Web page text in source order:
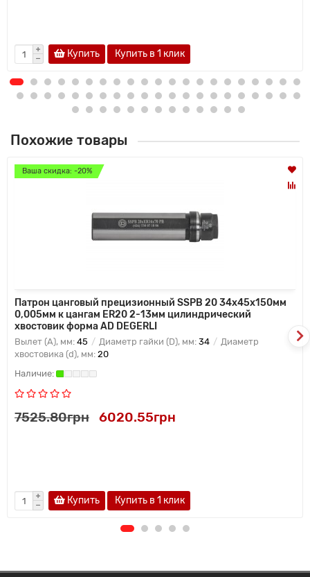
Купить Купить в 1 клик
Похожие товары
Ваша скидка: -20%
Патрон цанговый прецизионный SSPB 20 34x45x150мм
0,005мм к цангам ER20 2-13мм цилиндрический
хвостовик форма AD DEGERLI
Вылет (A), мм: 45 Диаметр гайки (D), мм: 34
Диаметр
хвостовика (d), мм: 20
7525.80грн 6020.55грн
Купить Купить в 1 клик